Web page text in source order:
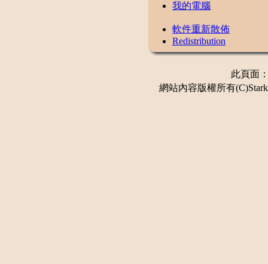
我的電腦
軟件重新散佈
Redistribution
此頁面
網站內容版權所有